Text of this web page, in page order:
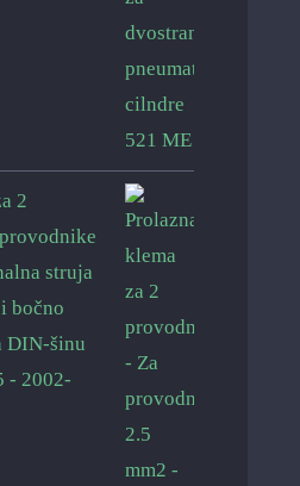
2
struja
bočno
DIN-šinu
- 2002-